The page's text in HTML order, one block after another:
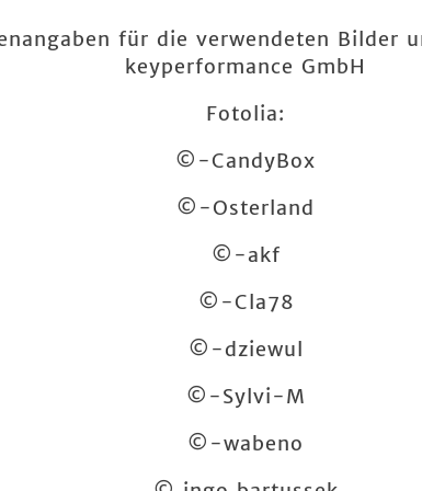
für die verwendeten Bilder
keyperformance GmbH
Fotolia:
©-CandyBox
©-Osterland
©-akf
©-Cla78
©-dziewul
©-Sylvi-M
©-wabeno